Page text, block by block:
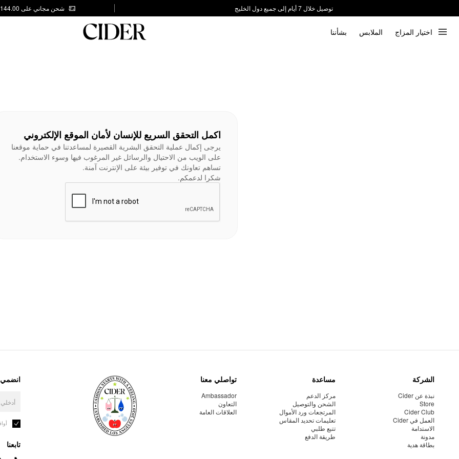
توصيل خلال 7 أيام إلى جميع دول الخليج
شحن مجاني على AED 144.00
اختيار المزاج الملابس بشأننا
اكمل التحقق السريع للإنسان لأمان الموقع الإلكتروني
يرجى إكمال عملية التحقق البشرية القصيرة لمساعدتنا في حماية موقعنا
على الويب من الاحتيال والرسائل غير المرغوب فيها وسوء الاستخدام.
تساهم تعاونك في توفير بيئة على الإنترنت آمنة.
شكرا لدعمكم.
الشركة
نبذة عن Cider
Store
Cider Club
العمل في Cider
الاستدامة
مدونة
بطاقة هدية
مساعدة
مركز الدعم
الشحن والتوصيل
المرتجعات ورد الأموال
تعليمات تحديد المقاس
تتبع طلبي
طريقة الدفع
تواصلي معنا
Ambassador
التعاون
العلاقات العامة
انضمي
تابعنا